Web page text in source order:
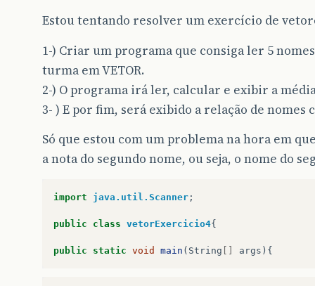
Estou tentando resolver um exercício de
1-) Criar um programa que consiga ler 5
turma em VETOR.
2-) O programa irá ler, calcular e exibir a
3- ) E por fim, será exibido a relação de nomes
Só que estou com um problema na hora em
a nota do segundo nome, ou seja, o nome do
import java.util.Scanner ;
public class vetorExercicio4{
public static void main ( String args ){